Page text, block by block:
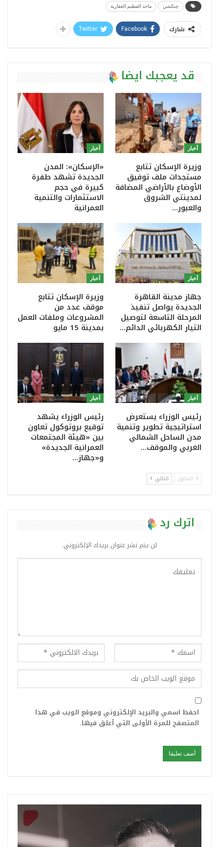
چنكشن ماجد الفطيم العقارية
شارك Facebook
Twitter
قد يعجبك ايضا
أخبار
وزيرة الإسكان تتابع
مستجدات ملف توفيق
الأوضاع بالأراضي المضافة
لمدينتي الشروق
والعبور…
أخبار
«الإسكان»: المدن
الجديدة تشهد طفرة
كبيرة في حجم
الاستثمارات والتنمية
العمرانية
أخبار
جهاز مدينة القاهرة
الجديدة يواصل تنفيذ
المرحلة التاسعة لتوصيل
التيار الكهربائي الدائم…
أخبار
وزيرة الإسكان تتابع
موقف عدد من
المشروعات وملفات العمل
بمدينة 15 مايو
أخبار
رئيس الوزراء يستعرض
استراتيجية تطوير وتنمية
مدن الساحل الشمالي
الغربي والموقف…
أخبار
رئيس الوزراء يشهد
توقيع بروتوكول تعاون
بين «هيئة المجتمعات
العمرانية الجديدة»
و«جهاز…
السابق التالي
اترك رد
لن يتم نشر عنوان بريدك الإلكتروني.
احفظ اسمي والبريد الإلكتروني وموقع الويب في هذا
المتصفح للمرة الأولى التي أعلق فيها.